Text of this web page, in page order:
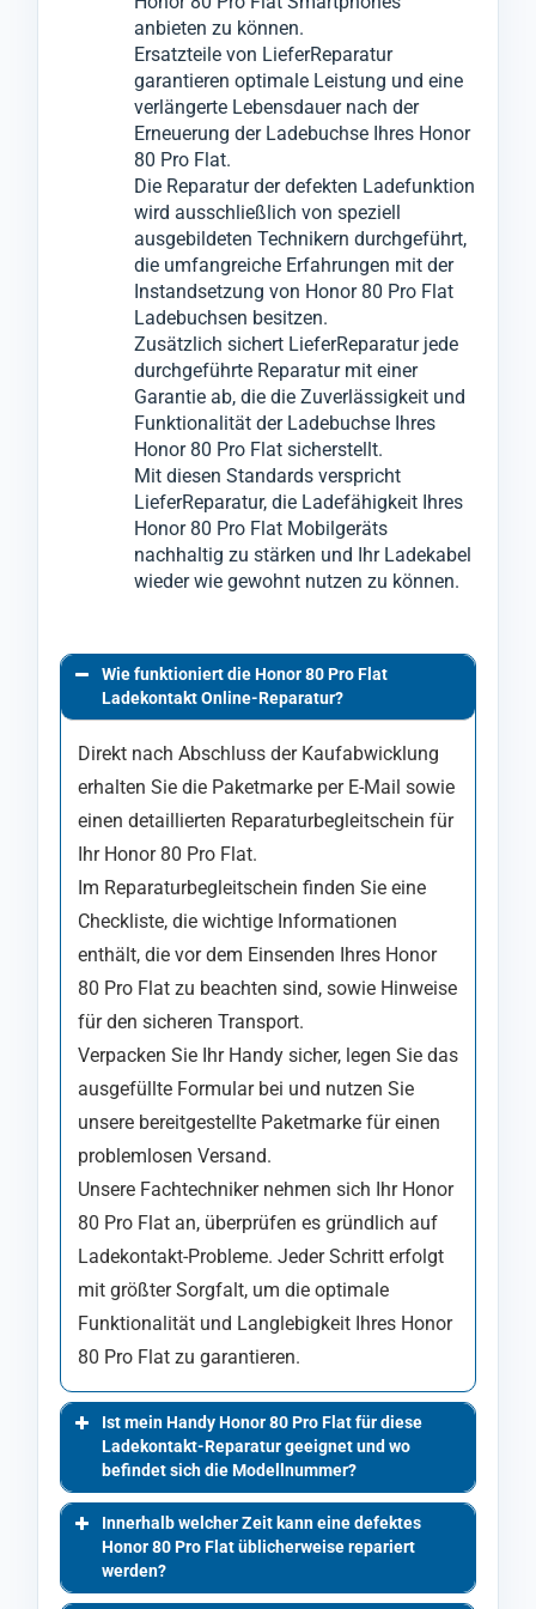
Zustimmung notwendige Reparaturen an
anderen Komponenten vornehmen.
anbieten zu können.
Ersatzteile von LieferReparatur
garantieren optimale Leistung und eine
verlängerte Lebensdauer nach der
Erneuerung der Ladebuchse Ihres Honor
80 Pro Flat.
Die Reparatur der defekten Ladefunktion
wird ausschließlich von speziell
ausgebildeten Technikern durchgeführt,
die umfangreiche Erfahrungen mit der
Instandsetzung von Honor 80 Pro Flat
Ladebuchsen besitzen.
Zusätzlich sichert LieferReparatur jede
durchgeführte Reparatur mit einer
Garantie ab, die die Zuverlässigkeit und
Funktionalität der Ladebuchse Ihres
Honor 80 Pro Flat sicherstellt.
Mit diesen Standards verspricht
LieferReparatur, die Ladefähigkeit Ihres
Honor 80 Pro Flat Mobilgeräts
nachhaltig zu stärken und Ihr Ladekabel
wieder wie gewohnt nutzen zu können.
Wie funktioniert die Honor 80 Pro Flat
Ladekontakt Online-Reparatur?
Direkt nach Abschluss der Kaufabwicklung
erhalten Sie die Paketmarke per E-Mail sowie
einen detaillierten Reparaturbegleitschein für
Ihr Honor 80 Pro Flat.
Im Reparaturbegleitschein finden Sie eine
Checkliste, die wichtige Informationen
enthält, die vor dem Einsenden Ihres Honor
80 Pro Flat zu beachten sind, sowie Hinweise
für den sicheren Transport.
Verpacken Sie Ihr Handy sicher, legen Sie das
ausgefüllte Formular bei und nutzen Sie
unsere bereitgestellte Paketmarke für einen
problemlosen Versand.
Unsere Fachtechniker nehmen sich Ihr Honor
80 Pro Flat an, überprüfen es gründlich auf
Ladekontakt-Probleme. Jeder Schritt erfolgt
mit größter Sorgfalt, um die optimale
Funktionalität und Langlebigkeit Ihres Honor
80 Pro Flat zu garantieren.
Ist mein Handy Honor 80 Pro Flat für diese
Ladekontakt-Reparatur geeignet und wo
befindet sich die Modellnummer?
Innerhalb welcher Zeit kann eine defektes
Honor 80 Pro Flat üblicherweise repariert
werden?